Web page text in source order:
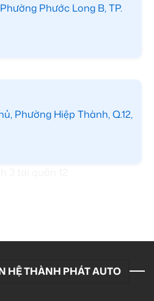
Phước Long B, TP.
Phường Hiệp Thành, Q.12,
HỆ THÀNH PHÁT AUTO